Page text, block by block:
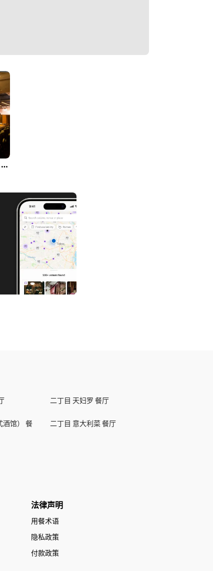
Gorion-san on Miyamasuzaka in Shibuya
二丁目 天妇罗 餐厅
酒馆） 餐
二丁目 意大利菜 餐厅
法律声明
用餐术语
隐私政策
付款政策